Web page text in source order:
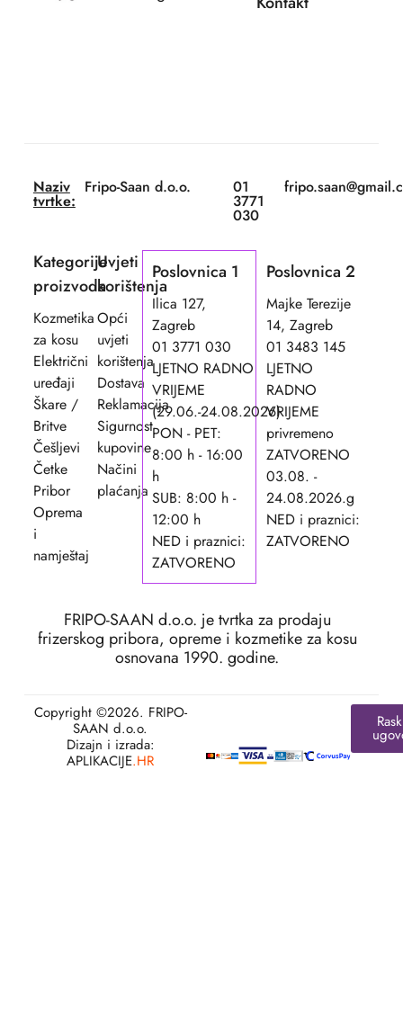
Naziv
tvrtke:
Fripo-Saan d.o.o. 01
3771
030
Kategorije
proizvoda
Kozmetika
za kosu
Električni
uređaji
Škare /
Britve
Češljevi
Četke
Pribor
Oprema
i
namještaj
Uvjeti
korištenja
Opći
uvjeti
korištenja
Dostava
Reklamacija
Sigurnost
kupovine
Načini
plaćanja
Poslovnica 1
Ilica 127,
Zagreb
01 3771 030
LJETNO RADNO
VRIJEME
(29.06.-24.08.2026)
PON - PET:
8:00 h - 16:00
h
SUB: 8:00 h -
12:00 h
NED i praznici:
ZATVORENO
Poslovnica 2
Majke Terezije
14, Zagreb
01 3483 145
LJETNO
RADNO
VRIJEME
privremeno
ZATVORENO
03.08. -
24.08.2026.g
NED i praznici:
ZATVORENO
FRIPO-SAAN d.o.o. je tvrtka za prodaju
frizerskog pribora, opreme i kozmetike za kosu
osnovana 1990. godine.
Copyright ©2026. FRIPO-
SAAN d.o.o.
Dizajn i izrada:
APLIKACIJE.HR